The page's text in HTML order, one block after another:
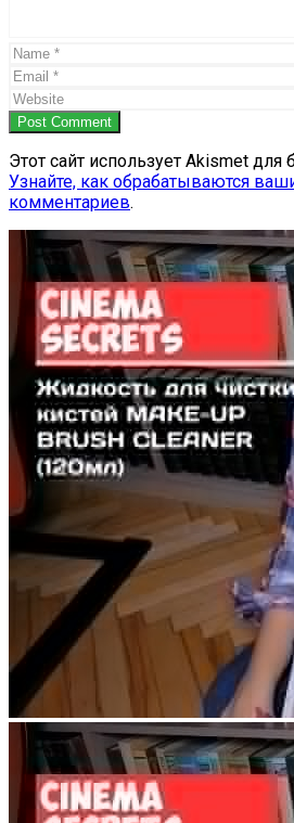
Post Comment
Этот сайт использует Akismet
Узнайте, как обрабатываются
комментариев.